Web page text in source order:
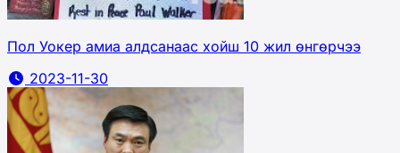
Пол Уокер амиа алдсанаас хойш 10 жил өнгөрчээ
2023-11-30